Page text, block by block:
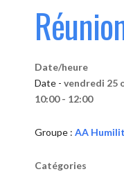
Date/heure
Date - vendredi 25
10:00 - 12:00
Groupe : AA
Catégories